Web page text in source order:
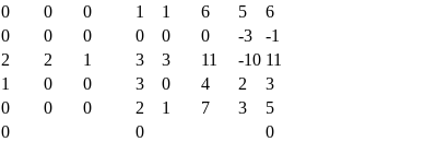
0 0 0 1 1 6 5
6
0 0 0 0 0 0 -3
-1
2 2 1 3 3 11 -10 11
1 0 0 3 0 4 2
3
0 0 0 2 1 7 3
5
0 0
0